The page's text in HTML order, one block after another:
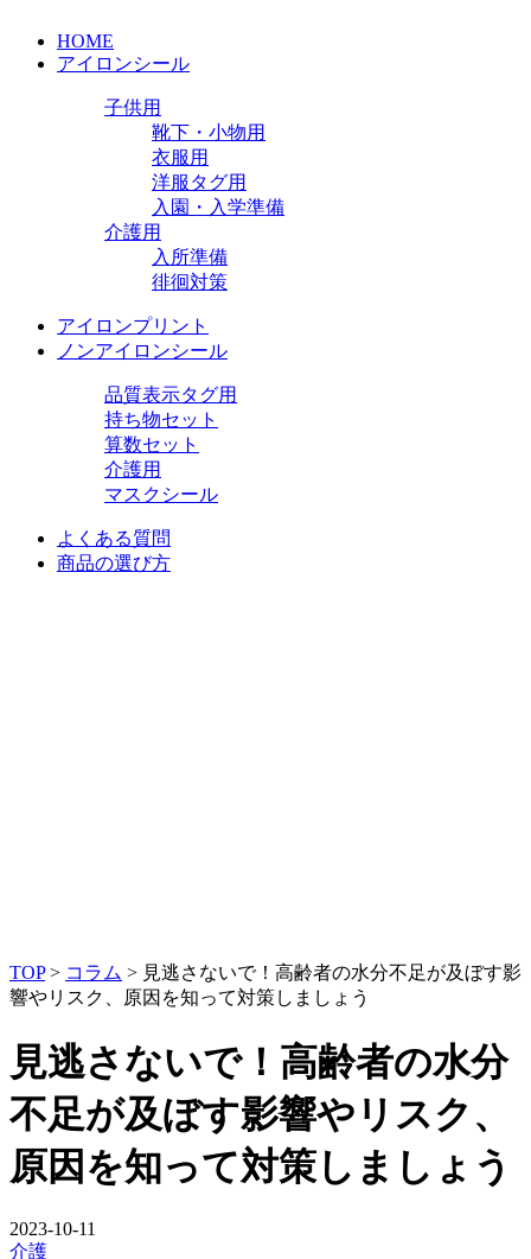
HOME
アイロンシール
子供用
靴下・小物用
衣服用
洋服タグ用
入園・入学準備
介護用
入所準備
徘徊対策
アイロンプリント
ノンアイロンシール
品質表示タグ用
持ち物セット
算数セット
介護用
マスクシール
よくある質問
商品の選び方
TOP > コラム > 見逃さないで！高齢者の水分不足が及ぼす影
響やリスク、原因を知って対策しましょう
見逃さないで！高齢者の水分
不足が及ぼす影響やリスク、
原因を知って対策しましょう
2023-10-11
介護